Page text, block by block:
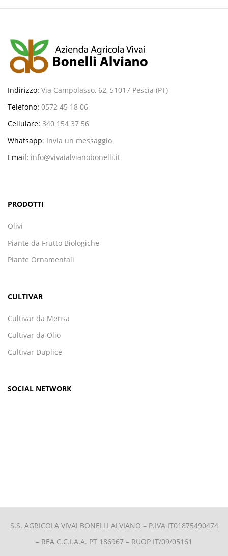
Indirizzo: Via Campolasso, 62, 51017 Pescia (PT)
Telefono: 0572 45 18 06
Cellulare: 340 154 37 56
Whatsapp: Invia un messaggio
Email: info@vivaialvianobonelli.it
PRODOTTI
Olivi
Piante da Frutto Biologiche
Piante Ornamentali
CULTIVAR
Cultivar da Mensa
Cultivar da Olio
Cultivar Duplice
SOCIAL NETWORK
S.S. AGRICOLA VIVAI BONELLI ALVIANO – P.IVA IT01875490474
– REA C.C.I.A.A. PT 186967 – RUOP IT/09/05161